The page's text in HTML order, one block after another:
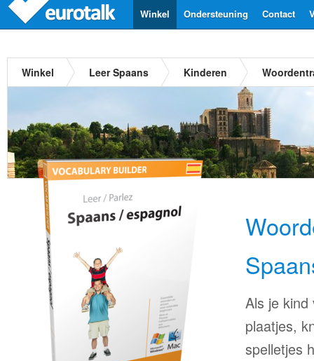
Contact
Ondersteuning
Winkel
Winkel Leer Spaans Kinderen
Als je kind
plaatjes,
spelletjes